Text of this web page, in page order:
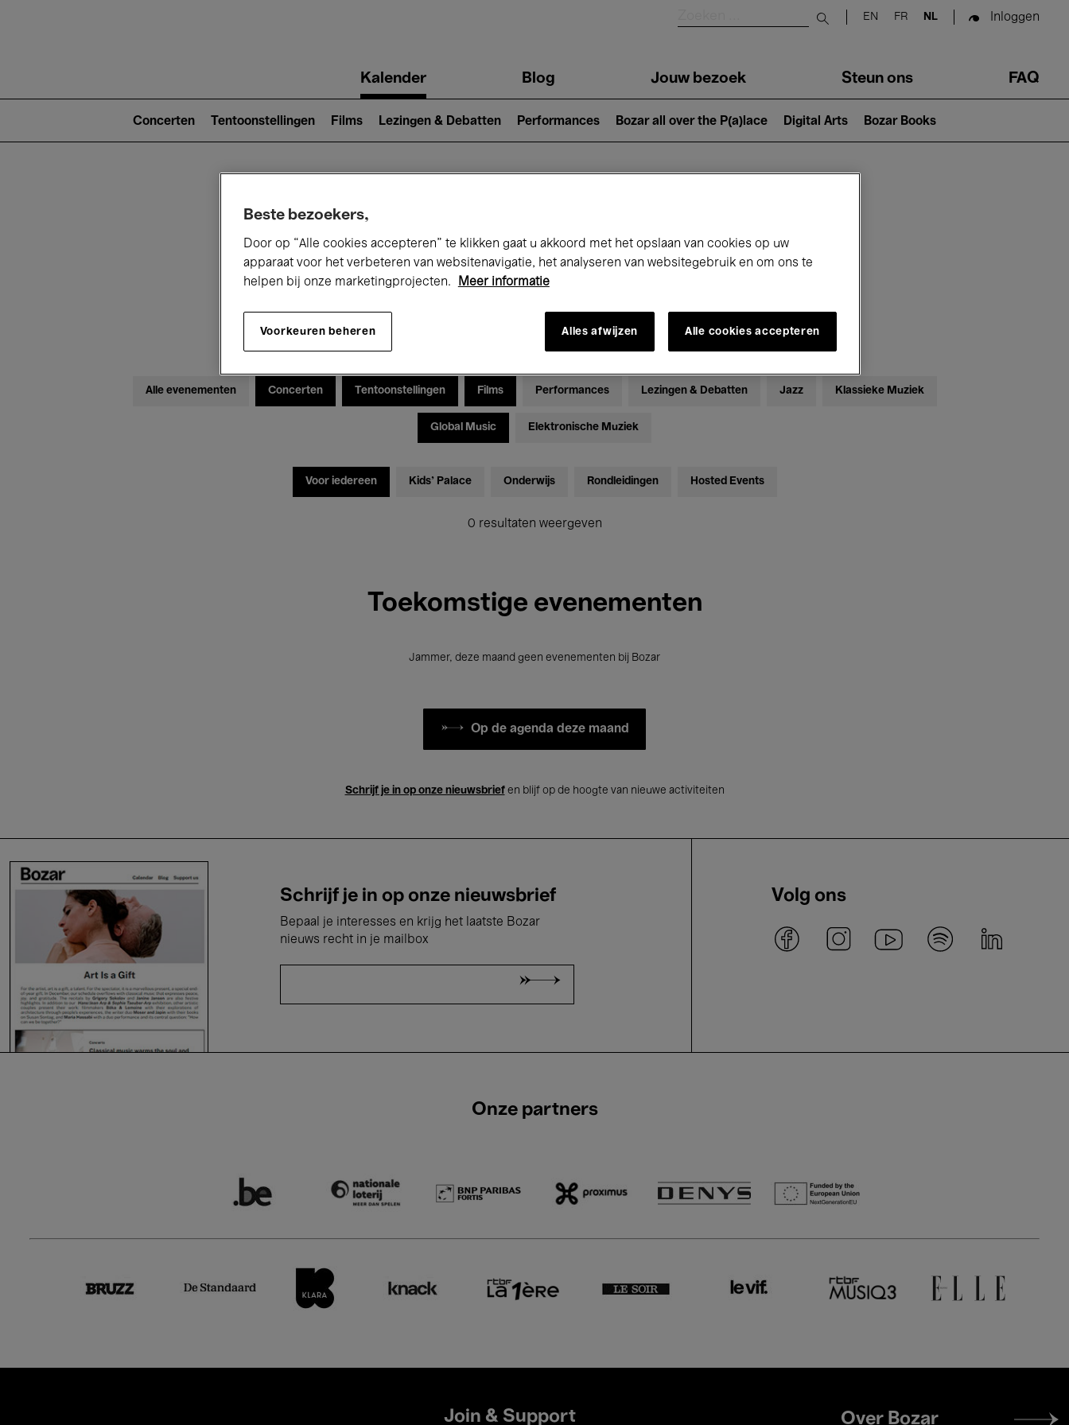
Submit search
EN FR NL Inloggen
navigationKalender Blog Jouw bezoek Steun ons FAQ
2)
Concerten Tentoonstellingen Films Lezingen & Debatten Performances Bozar all over the P(a)lace Digital Arts Bozar Books
Alle evenementen Concerten Tentoonstellingen Films Performances Lezingen & Debatten Jazz Klassieke Muziek
Global Music Elektronische Muziek
Voor iedereen Kids’ Palace Onderwijs Rondleidingen Hosted Events
0 resultaten weergeven
Toekomstige evenementen
Jammer, deze maand geen evenementen bij Bozar
Op de agenda deze maand
Schrijf je in op onze nieuwsbriefen blijf op de hoogte van nieuwe activiteiten
Schrijf je in op onze nieuwsbrief
Bepaal je interesses en krijg het laatste Bozar
nieuws recht in je mailbox
Volg ons
Onze partners
Join & Support
Footer
Over Bozar
Beste bezoekers,
Door op “Alle cookies accepteren” te klikken gaat u akkoord met het opslaan van cookies op uw
apparaat voor het verbeteren van websitenavigatie, het analyseren van websitegebruik en om ons te
helpen bij onze marketingprojecten.
Meer informatie
Voorkeuren beheren Alles afwijzen Alle cookies accepteren